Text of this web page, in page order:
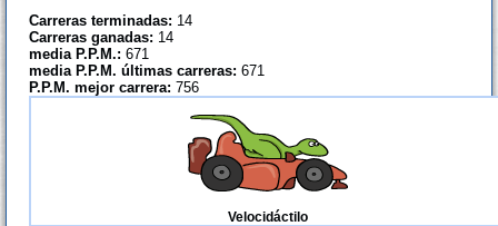
Carreras terminadas: 14
Carreras ganadas: 14
media P.P.M.: 671
media P.P.M. últimas carreras: 671
P.P.M. mejor carrera: 756
Velocidáctilo